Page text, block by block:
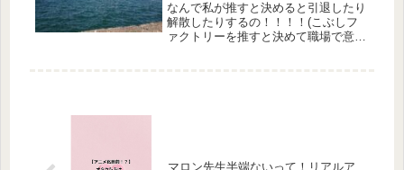
なんで私が推すと決めると引退したり
解散したりするの！！！！(こぶしフ
ァクトリーを推すと決めて職場で意気
マロン先生半端ないって！リアルア